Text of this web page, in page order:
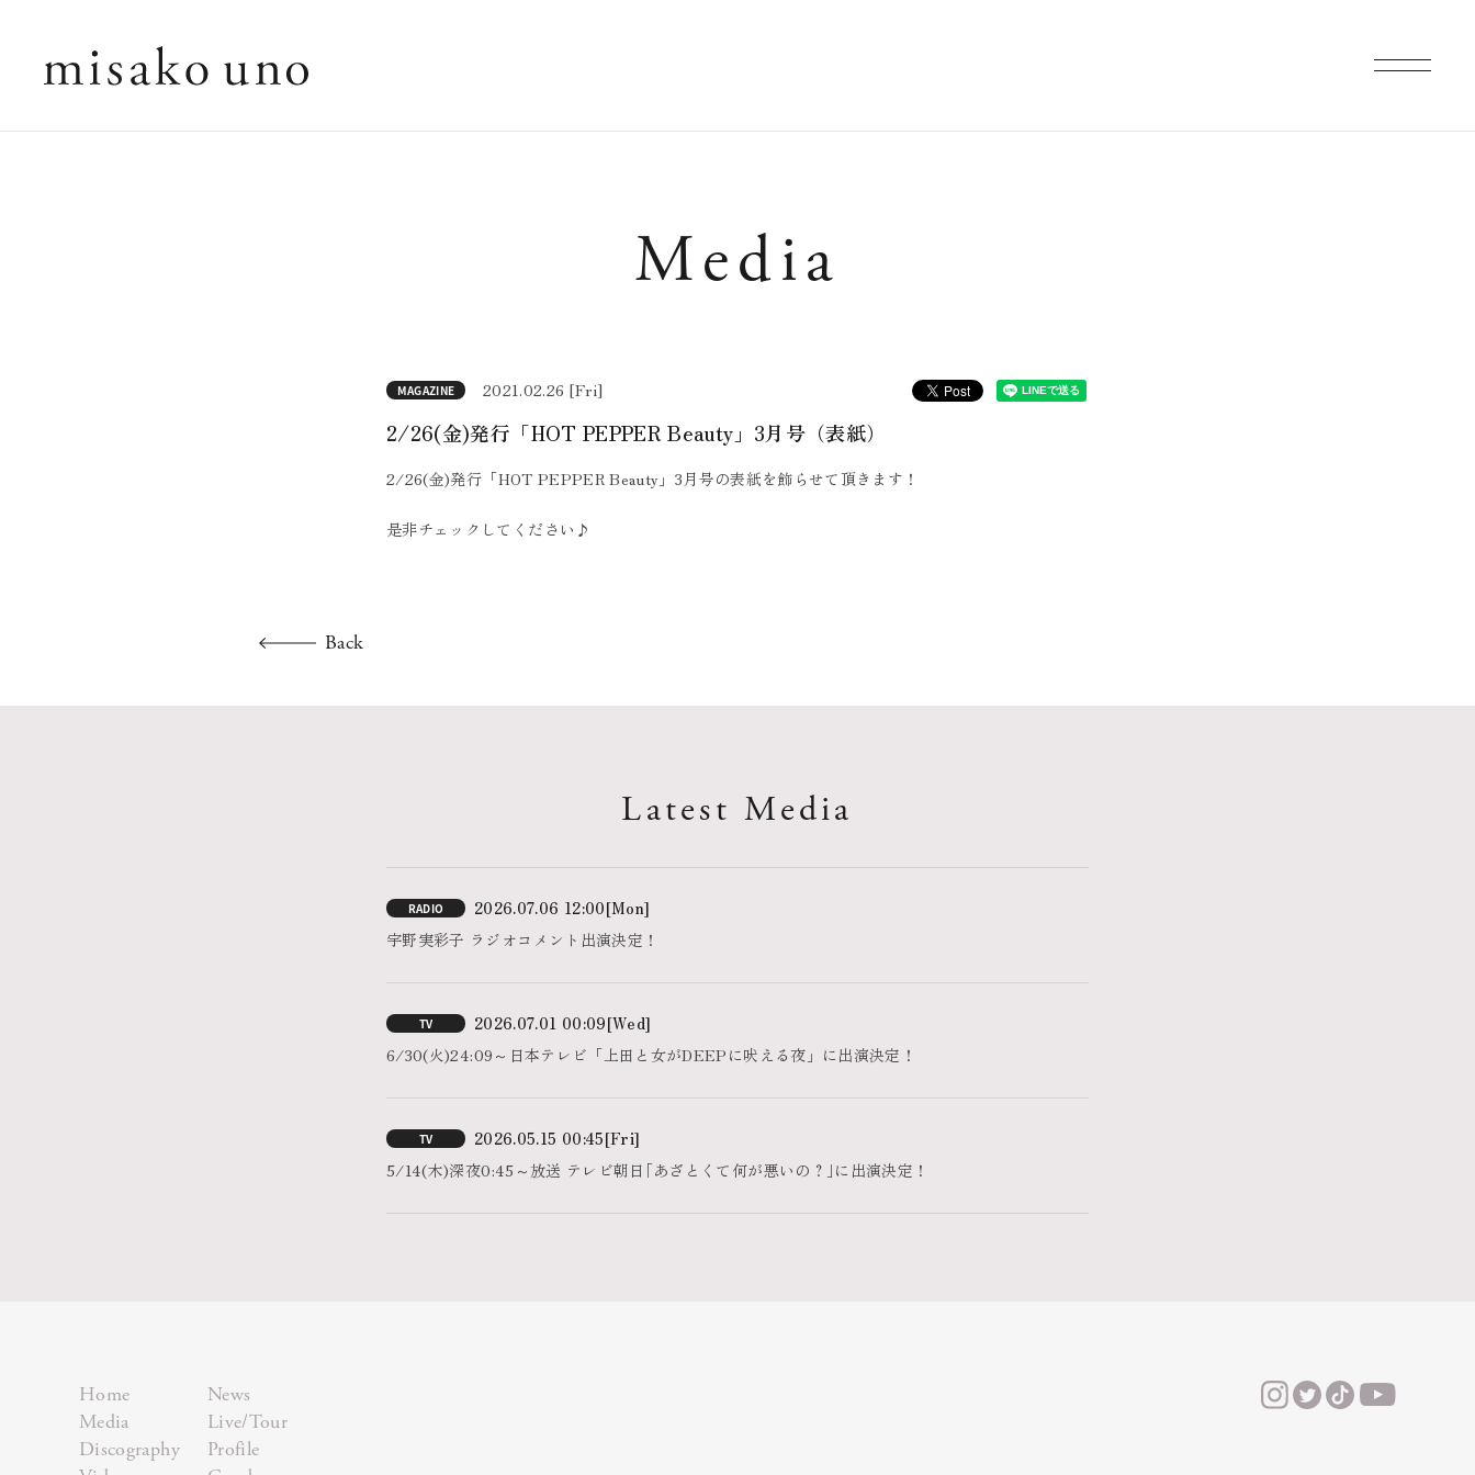
Media
2021.02.26 [Fri]
MAGAZINE
2/26(金)発行「HOT PEPPER Beauty」3月号（表紙）
2/26(金)発行「HOT PEPPER Beauty」3月号の表紙を飾らせて頂きます！
是非チェックしてください♪
Back
Latest Media
RADIO 2026.07.06 12:00[Mon]
宇野実彩子 ラジオコメント出演決定！
TV 2026.07.01 00:09[Wed]
6/30(火)24:09～日本テレビ「上田と女がDEEPに吠える夜」に出演決定！
TV 2026.05.15 00:45[Fri]
5/14(木)深夜0:45～放送 テレビ朝日｢あざとくて何が悪いの？｣に出演決定！
Home
News
Media
Live/Tour
Discography
Profile